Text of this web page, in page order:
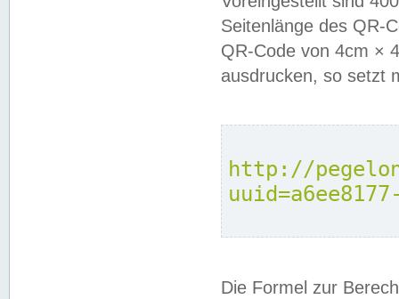
Seitenlänge des QR-
QR-Code von 4cm ×
ausdrucken, so setzt
http://
Die Formel zur